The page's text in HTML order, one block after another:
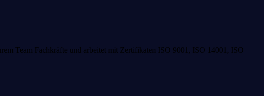
Team Fachkräfte und arbeitet mit Zertifikaten ISO 9001, ISO 14001, ISO